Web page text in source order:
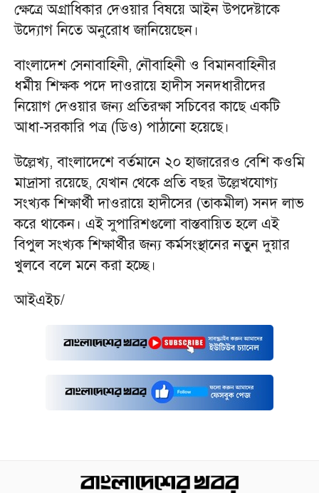
ক্ষেত্রে অগ্রাধিকার দেওয়ার বিষয়ে আইন উপদেষ্টাকে
উদ্যোগ নিতে অনুরোধ জানিয়েছেন।
বাংলাদেশ সেনাবাহিনী, নৌবাহিনী ও বিমানবাহিনীর
ধর্মীয় শিক্ষক পদে দাওরায়ে হাদীস সনদধারীদের
নিয়োগ দেওয়ার জন্য প্রতিরক্ষা সচিবের কাছে একটি
আধা-সরকারি পত্র (ডিও) পাঠানো হয়েছে।
উল্লেখ্য, বাংলাদেশে বর্তমানে ২০ হাজারেরও বেশি কওমি
মাদ্রাসা রয়েছে, যেখান থেকে প্রতি বছর উল্লেখযোগ্য
সংখ্যক শিক্ষার্থী দাওরায়ে হাদীসের (তাকমীল) সনদ লাভ
করে থাকেন। এই সুপারিশগুলো বাস্তবায়িত হলে এই
বিপুল সংখ্যক শিক্ষার্থীর জন্য কর্মসংস্থানের নতুন দুয়ার
খুলবে বলে মনে করা হচ্ছে।
আইএইচ/